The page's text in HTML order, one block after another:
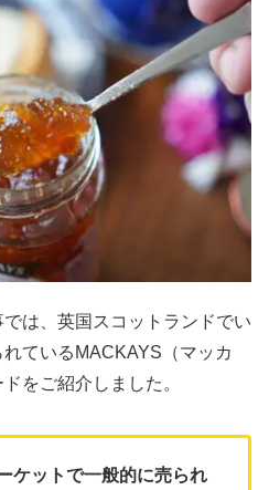
は、英国スコットランドでい
ているMACKAYS（マッカ
をご紹介しました。
ケットで一般的に売られ